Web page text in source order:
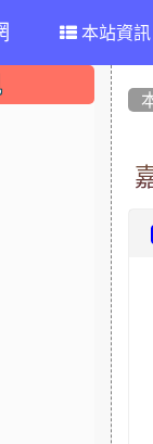
本站資訊